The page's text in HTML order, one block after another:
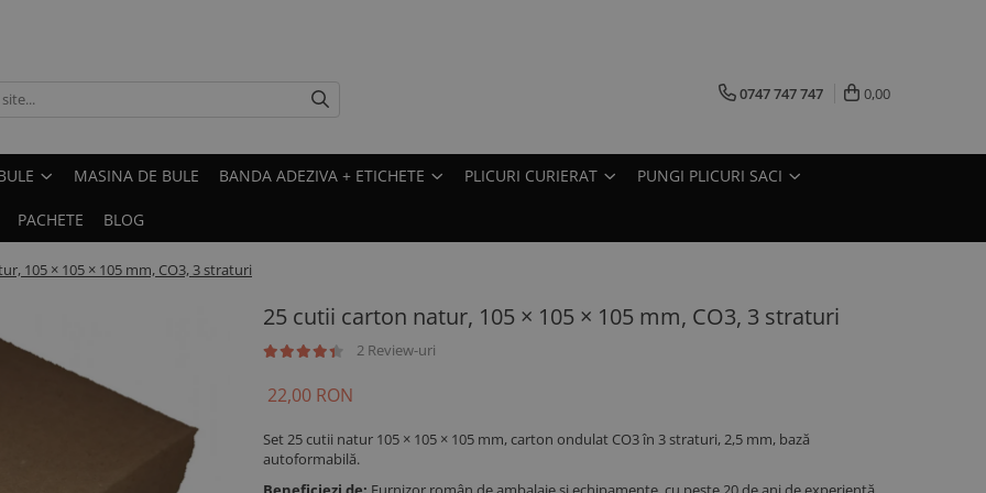
0747 747 747 0,00
MASINA DE BULE BANDA ADEZIVA + ETICHETE PLICURI CURIERAT PUNGI PLICURI SACI
PACHETE BLOG
105 × 105 × 105 mm, CO3, 3 straturi
25 cutii carton natur, 105 × 105 × 105 mm, CO3, 3 straturi
2 Review-uri
22,00 RON
Set 25 cutii natur 105 × 105 × 105 mm, carton ondulat CO3 în 3 straturi, 2,5 mm, bază
autoformabilă.